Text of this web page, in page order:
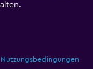
Nutzungsbedingungen